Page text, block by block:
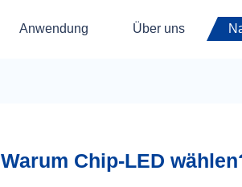
Anwendung Über uns
Warum Chip-LED